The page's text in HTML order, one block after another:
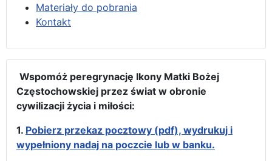
Materiały do pobrania
Kontakt
Wspomóż peregrynację Ikony Matki Bożej
Częstochowskiej przez świat w obronie
cywilizacji życia i miłości:
1. Pobierz przekaz pocztowy (pdf), wydrukuj i
wypełniony nadaj na poczcie lub w banku.